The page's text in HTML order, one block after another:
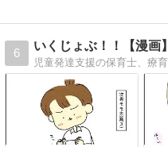
6
いくじょぶ！！【漫画】